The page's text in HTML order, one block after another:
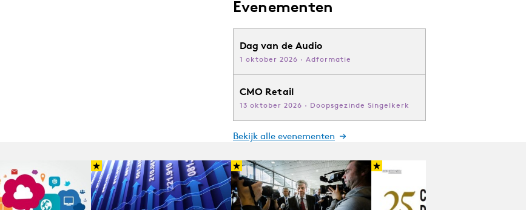
Evenementen
Dag van de Audio
1 oktober 2026 · Adformatie
CMO Retail
13 oktober 2026 · Doopsgezinde Singelkerk
Bekijk alle evenementen